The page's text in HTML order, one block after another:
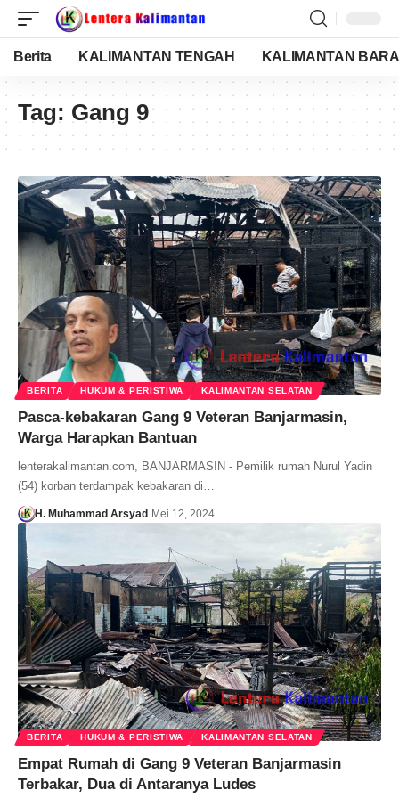
Berita KALIMANTAN TENGAH KALIMANTAN
Tag: Gang 9
BERITA HUKUM & PERISTIWA KALIMANTAN SELATAN
Pasca-kebakaran Gang 9 Veteran Banjarmasin,
Warga Harapkan Bantuan
lenterakalimantan.com, BANJARMASIN - Pemilik rumah Nurul Yadin
(54) korban terdampak kebakaran di…
H. Muhammad Arsyad Mei 12, 2024
BERITA HUKUM & PERISTIWA KALIMANTAN SELATAN
Empat Rumah di Gang 9 Veteran Banjarmasin
Terbakar, Dua di Antaranya Ludes